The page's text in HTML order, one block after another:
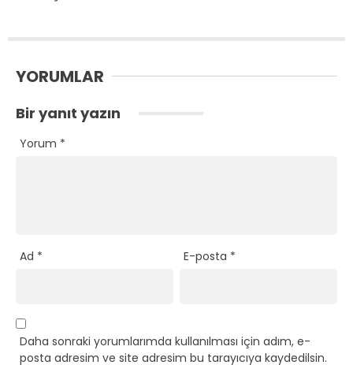
YORUMLAR
Bir yanıt yazın
Yorum *
Ad * E-posta *
Daha sonraki yorumlarımda kullanılması için adım, e-
posta adresim ve site adresim bu tarayıcıya kaydedilsin.